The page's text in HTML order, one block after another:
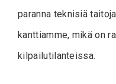
paranna teknisiä
kanttiamme, mikä on
kilpailutilanteissa.